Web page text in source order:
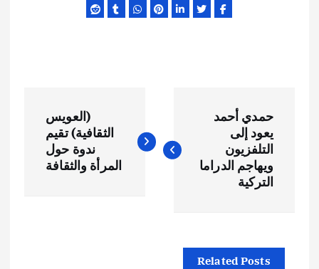
ص
حمدي أحمد
يعود إلى
التلفزيون
ويهاجم الدراما
التركية
(العويس
الثقافية) تقيم
ندوة حول
المرأة والثقافة
Related Posts